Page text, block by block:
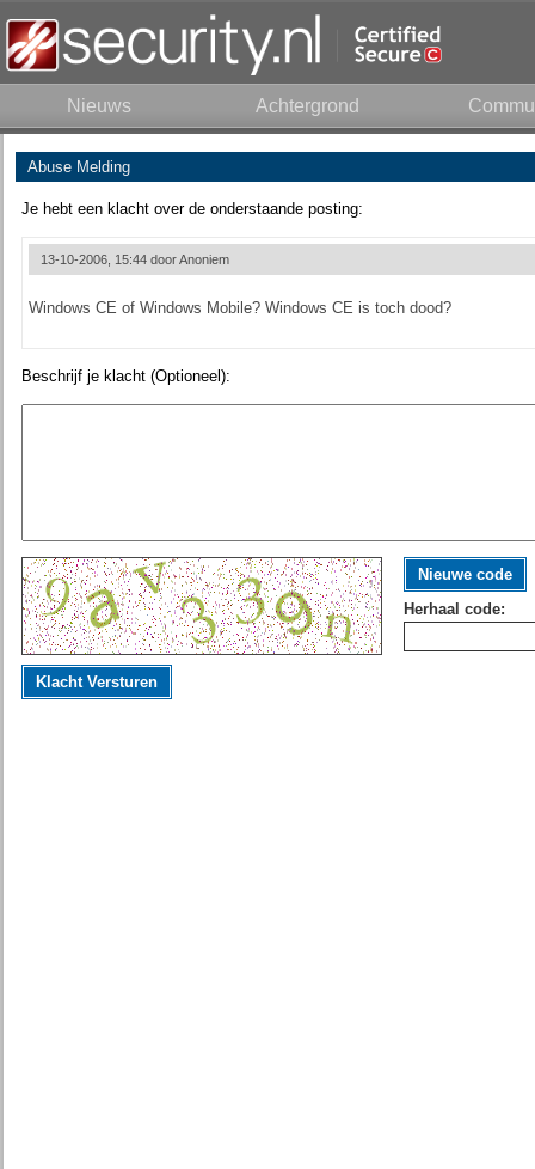
Nieuws Achtergrond
Abuse Melding
Je hebt een klacht over de onderstaande posting:
13-10-2006, 15:44 doorAnoniem
Windows CE of Windows Mobile? Windows CE is toch dood?
Beschrijf je klacht (Optioneel):
Nieuwe code
Herhaal code:
Klacht Versturen